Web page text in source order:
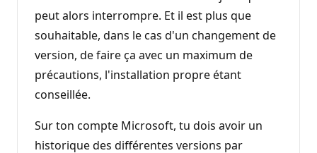
peut alors interrompre. Et il est plus que
souhaitable, dans le cas d'un changement de
version, de faire ça avec un maximum de
précautions, l'installation propre étant
conseillée.
Sur ton compte Microsoft, tu dois avoir un
historique des différentes versions par